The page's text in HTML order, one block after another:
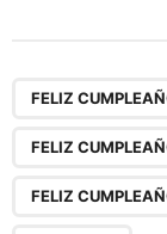
FELIZ
FELIZ
FELIZ